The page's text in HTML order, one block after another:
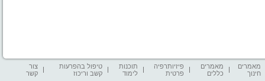
מאמרים
חינוך
מאמרים
כללים
פיזיותרפיה
פרטית
תוכנות
לימוד
טיפול בהפרעות
קשב וריכוז
צור
קשר